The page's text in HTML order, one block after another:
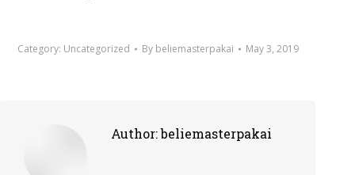
Category: Uncategorized By beliemasterpakai May 3, 2019
Author:beliemasterpakai